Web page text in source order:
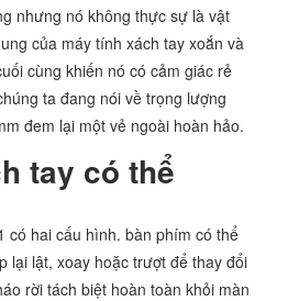
nhưng nó không thực sự là vật
của máy tính xách tay xoắn và
cùng khiến nó có cảm giác rẻ
ta đang nói về trọng lượng
đem lại một vẻ ngoài hoàn hảo.
tay có thể
có hai cấu hình. bàn phím có thể
lại lật, xoay hoặc trượt để thay đổi
rời tách biệt hoàn toàn khỏi màn